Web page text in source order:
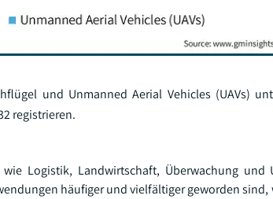
und Unmanned Aerial Vehicles (UAVs)
registrieren.
Logistik, Landwirtschaft, Überwachung
häufiger und vielfältiger geworden sind,